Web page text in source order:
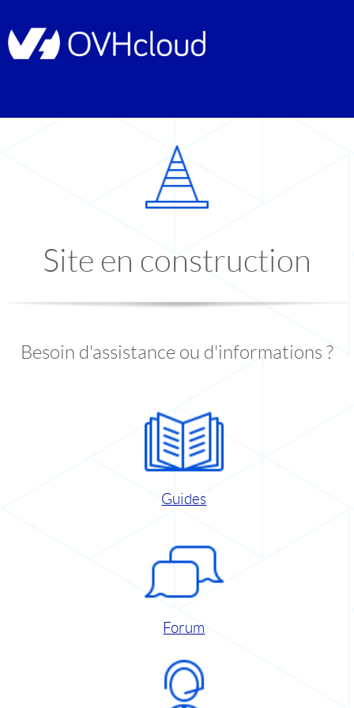
Site en construction
Besoin d'assistance ou d'informations ?
Guides
Forum